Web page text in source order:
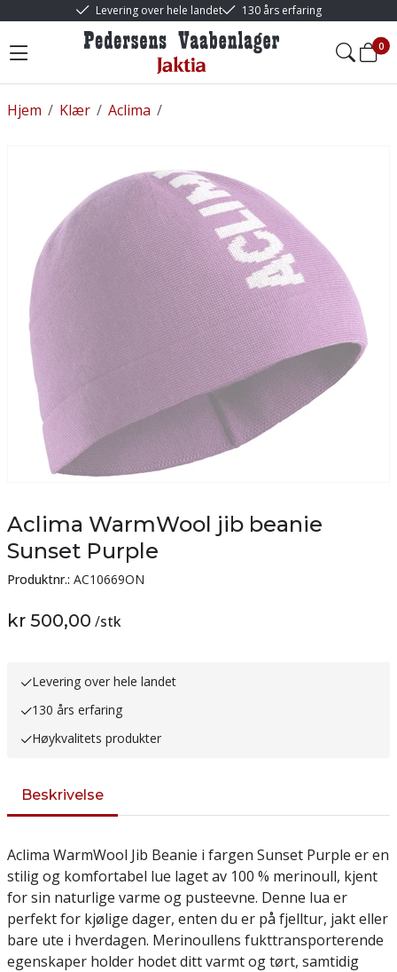
Levering over hele landet 130 års erfaring
0
/
Hjem /
Klær /
Aclima
Aclima WarmWool jib beanie
Sunset Purple
Produktnr.: AC10669ON
kr 500,00 /stk
Levering over hele landet
130 års erfaring
Høykvalitets produkter
Beskrivelse
Aclima WarmWool Jib Beanie i fargen Sunset Purple er en
stilig og komfortabel lue laget av 100 % merinoull, kjent
for sin naturlige varme og pusteevne. Denne lua er
perfekt for kjølige dager, enten du er på fjelltur, jakt eller
bare ute i hverdagen. Merinoullens fukttransporterende
egenskaper holder hodet ditt varmt og tørt, samtidig